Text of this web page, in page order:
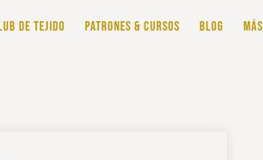
DE TEJIDO PATRONES & CURSOS BLOG MÁS